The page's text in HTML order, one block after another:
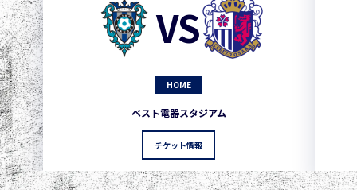
VS
HOME
ベスト電器スタジアム
チケット情報
1 3
2 3 1
3